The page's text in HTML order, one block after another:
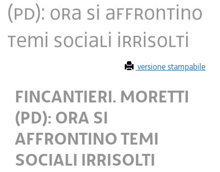
(PD): ORA SI AFFRONTINO
TEMI SOCIALI IRRISOLTI
versione stampabile
FINCANTIERI. MORETTI
(PD): ORA SI
AFFRONTINO TEMI
SOCIALI IRRISOLTI